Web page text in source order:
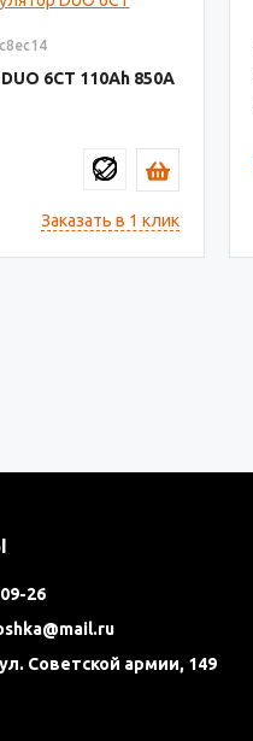
6СТ 110 850
Заказать в 1 клик
26
Советской армии, 149